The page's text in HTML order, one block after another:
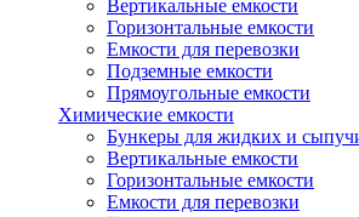
Вертикальные емкости
Горизонтальные емкости
Емкости для перевозки
Подземные емкости
Прямоугольные емкости
Химические емкости
Бункеры для жидких и
Вертикальные емкости
Горизонтальные емкости
Емкости для перевозки